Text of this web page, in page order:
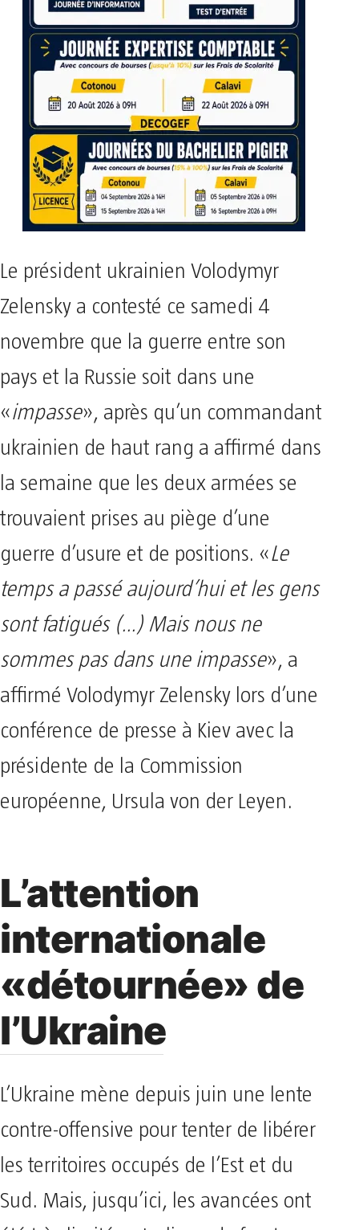
Le président ukrainien Volodymyr
Zelensky a contesté ce samedi 4
novembre que la guerre entre son
pays et la Russie soit dans une
«impasse», après qu’un commandant
ukrainien de haut rang a affirmé dans
la semaine que les deux armées se
trouvaient prises au piège d’une
guerre d’usure et de positions. «Le
temps a passé aujourd’hui et les gens
sont fatigués (…) Mais nous ne
sommes pas dans une impasse», a
affirmé Volodymyr Zelensky lors d’une
conférence de presse à Kiev avec la
présidente de la Commission
européenne, Ursula von der Leyen.
L’attention
internationale
«détournée» de
l’Ukraine
L’Ukraine mène depuis juin une lente
contre-offensive pour tenter de libérer
les territoires occupés de l’Est et du
Sud. Mais, jusqu’ici, les avancées ont